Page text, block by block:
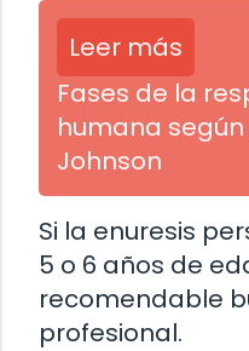
Leer más
Fases de la
humana
Johnson
Si la enuresis
5 o 6 años de
recomendable
profesional.